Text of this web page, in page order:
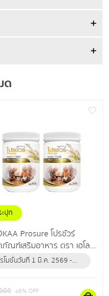
ด
ปุก
Prosure โปรชัวร์
ณฑ์เสริมอาหาร ตรา เอโล
โปรตีนช่วยเสริมสร้างกล้าม
โมชั่นวันที่ 1 มี.ค. 2569 -
46% OFF